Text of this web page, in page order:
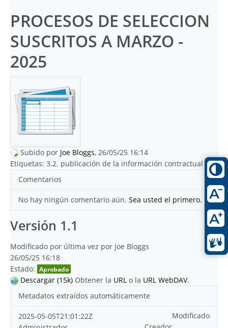
PROCESOS DE SELECCION
SUSCRITOS A MARZO -
2025
Subido por Joe Bloggs, 26/05/25 16:14
Etiquetas: 3.2. publicación de la información contractual
Comentarios
No hay ningún comentario aún. Sea usted el primero.
Versión 1.1
Modificado por última vez por Joe Bloggs
26/05/25 16:18
Estado: Aprobado
Descargar (15k) Obtener la URL o la URL WebDAV.
Metadatos extraídos automáticamente
Modificado
2025-05-05T21:01:22Z